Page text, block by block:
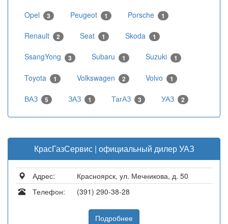
Opel 3 Peugeot 1 Porsche 1
Renault 2 Seat 1 Skoda 1
SsangYong 3 Subaru 1 Suzuki 1
Toyota 1 Volkswagen 2 Volvo 1
ВАЗ 5 ЗАЗ 1 ТагАЗ 3 УАЗ 2
КрасГазСервис | официальный дилер УАЗ
Адрес:
Красноярск, ул. Мечникова, д. 50
Телефон:
(391) 290-38-28
Подробнее